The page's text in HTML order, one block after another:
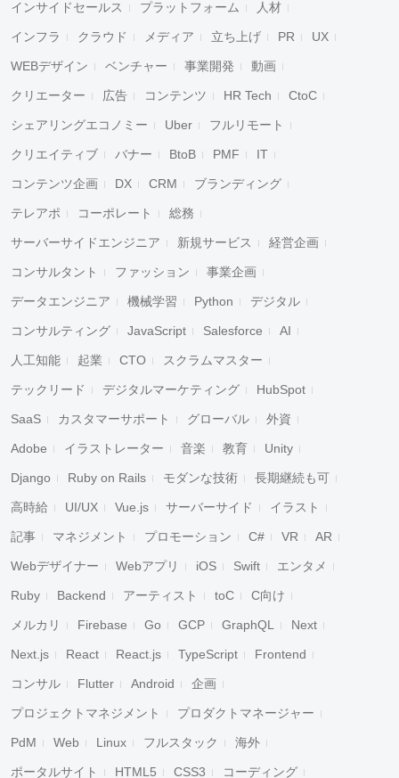
インサイドセールス プラットフォーム 人材
インフラ クラウド メディア 立ち上げ PR UX
WEBデザイン ベンチャー 事業開発 動画
クリエーター 広告 コンテンツ HR Tech CtoC
シェアリングエコノミー Uber フルリモート
クリエイティブ バナー BtoB PMF IT
コンテンツ企画 DX CRM ブランディング
テレアポ コーポレート 総務
サーバーサイドエンジニア 新規サービス 経営企画
コンサルタント ファッション 事業企画
データエンジニア 機械学習 Python デジタル
コンサルティング JavaScript Salesforce AI
人工知能 起業 CTO スクラムマスター
テックリード デジタルマーケティング HubSpot
SaaS カスタマーサポート グローバル 外資
Adobe イラストレーター 音楽 教育 Unity
Django Ruby on Rails モダンな技術 長期継続も可
高時給 UI/UX Vue.js サーバーサイド イラスト
記事 マネジメント プロモーション C# VR AR
Webデザイナー Webアプリ iOS Swift エンタメ
Ruby Backend アーティスト toC C向け
メルカリ Firebase Go GCP GraphQL Next
Next.js React React.js TypeScript Frontend
コンサル Flutter Android 企画
プロジェクトマネジメント プロダクトマネージャー
PdM Web Linux フルスタック 海外
ポータルサイト HTML5 CSS3 コーディング